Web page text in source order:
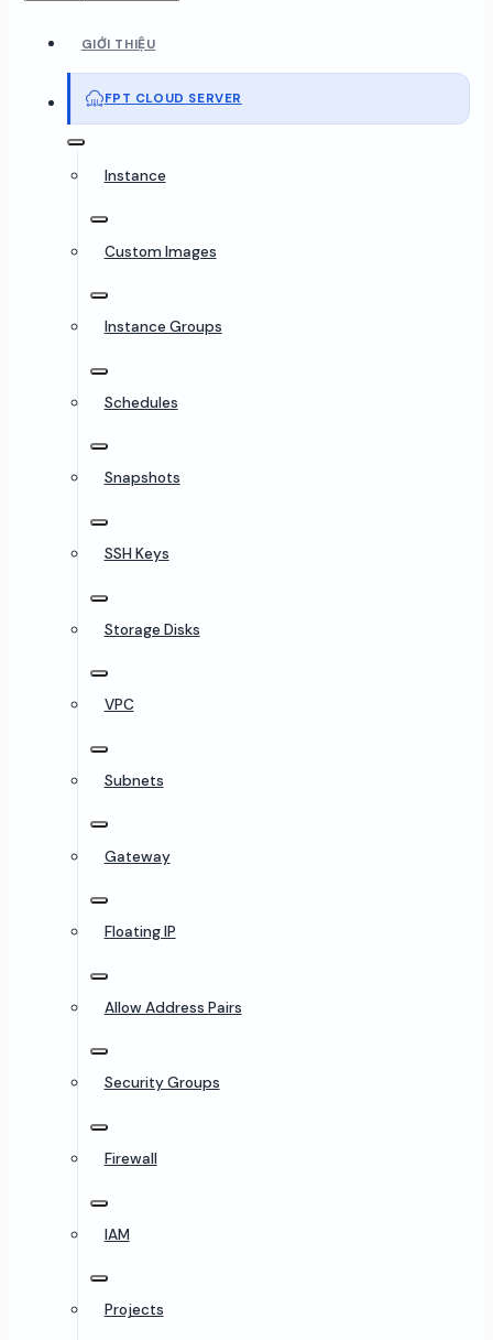
GIỚI THIỆU
FPT CLOUD SERVER
Instance
Custom Images
Instance Groups
Schedules
Snapshots
SSH Keys
Storage Disks
VPC
Subnets
Gateway
Floating IP
Allow Address Pairs
Security Groups
Firewall
IAM
Projects